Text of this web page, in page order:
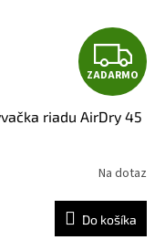
Z
A
D
A
R
ZADARMO
riadu AirDry 45
Na dotaz
Do košíka